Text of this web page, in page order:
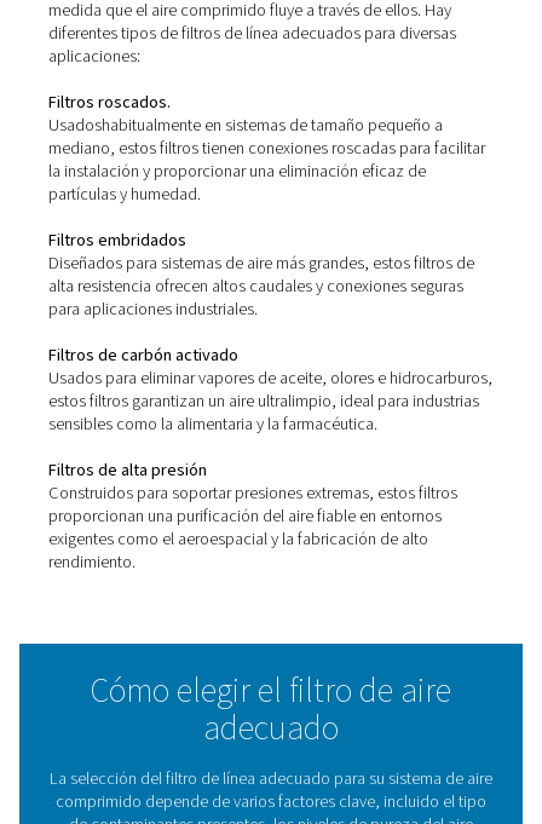
Filtros de alta presión HP 350